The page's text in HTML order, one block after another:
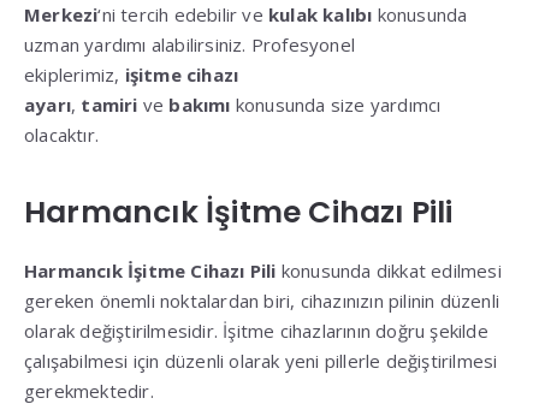
Merkezi‘ni tercih edebilir ve kulak kalıbı konusunda
uzman yardımı alabilirsiniz. Profesyonel
ekiplerimiz, işitme cihazı
ayarı, tamiri ve bakımı konusunda size yardımcı
olacaktır.
Harmancık İşitme Cihazı Pili
Harmancık İşitme Cihazı Pili konusunda dikkat edilmesi
gereken önemli noktalardan biri, cihazınızın pilinin düzenli
olarak değiştirilmesidir. İşitme cihazlarının doğru şekilde
çalışabilmesi için düzenli olarak yeni pillerle değiştirilmesi
gerekmektedir.